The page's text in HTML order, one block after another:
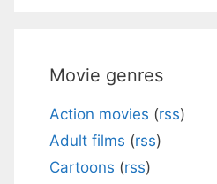
Movie genres
Action movies (rss)
Adult films (rss)
Cartoons (rss)